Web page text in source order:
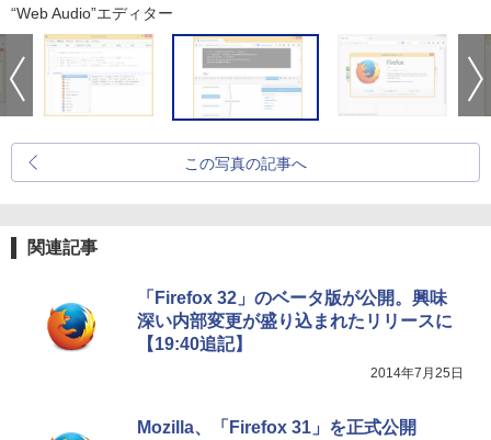
“Web Audio”エディター
この写真の記事へ
関連記事
「Firefox 32」のベータ版が公開。興味
深い内部変更が盛り込まれたリリースに
【19:40追記】
2014年7月25日
Mozilla、「Firefox 31」を正式公開